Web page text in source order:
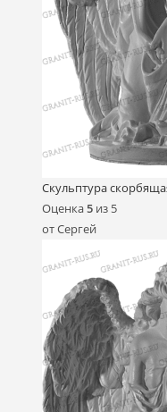
Скульптура
Оценка5 из 5
от Сергей